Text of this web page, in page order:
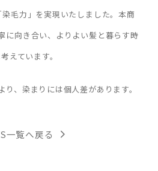
毛力」を実現いたしました。本商
に向き合い、よりよい髪と暮らす時
えています。
、染まりには個人差があります。
一覧へ戻る